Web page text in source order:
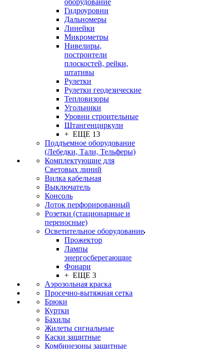
оборудование
Гидроуровни
Дальномеры
Линейки
Микрометры
Нивелиры,
построители
плоскостей, рейки,
штативы
Рулетки
Рулетки геодезические
Тепловизоры
Угольники
Уровни строительные
Штангенциркули
+ ЕЩЕ 13
Поддъемное оборудование
(Лебедки, Тали, Тельферы)
Комплектующие для
Световых линий
Вилка кабельная
Выключатель
Консоль
Лоток перфорированный
Розетки (стационарные и
переносные)
Осветительное оборудование
Прожектор
Лампы
энергосберегающие
Фонари
+ ЕЩЕ 3
Аэрозольная краска
Просечно-вытяжная сетка
Брюки
Куртки
Бахилы
Жилеты сигнальные
Каски защитные
Комбинезоны защитные